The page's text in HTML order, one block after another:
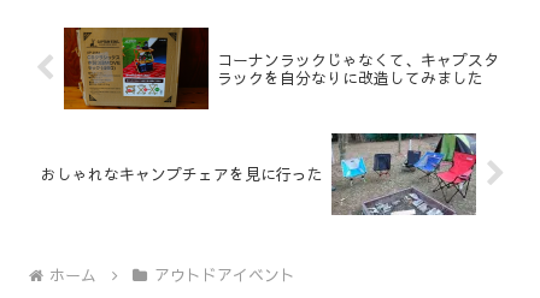
コーナンラックじゃなくて、キャプスタ
ラックを自分なりに改造してみました
おしゃれなキャンプチェアを見に行った
ホーム アウトドアイベント